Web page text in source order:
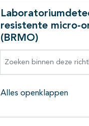
resistente micro-
(BRMO)
Alles openklappen